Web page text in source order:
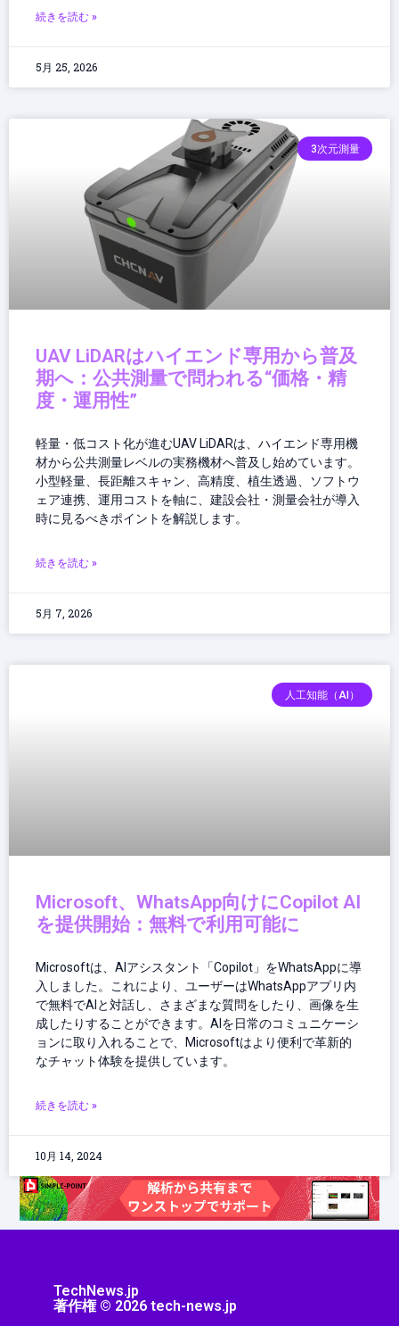
続きを読む »
5月 25, 2026
3次元測量
UAV LiDARはハイエンド専用から普及
期へ：公共測量で問われる“価格・精
度・運用性”
軽量・低コスト化が進むUAV LiDARは、ハイエンド専用機
材から公共測量レベルの実務機材へ普及し始めています。
小型軽量、長距離スキャン、高精度、植生透過、ソフトウ
ェア連携、運用コストを軸に、建設会社・測量会社が導入
時に見るべきポイントを解説します。
続きを読む »
5月 7, 2026
人工知能（AI）
Microsoft、WhatsApp向けにCopilot AI
を提供開始：無料で利用可能に
Microsoftは、AIアシスタント「Copilot」をWhatsAppに導
入しました。これにより、ユーザーはWhatsAppアプリ内
で無料でAIと対話し、さまざまな質問をしたり、画像を生
成したりすることができます。AIを日常のコミュニケーシ
ョンに取り入れることで、Microsoftはより便利で革新的
なチャット体験を提供しています。
続きを読む »
10月 14, 2024
TechNews.jp
著作権 © 2026 tech-news.jp